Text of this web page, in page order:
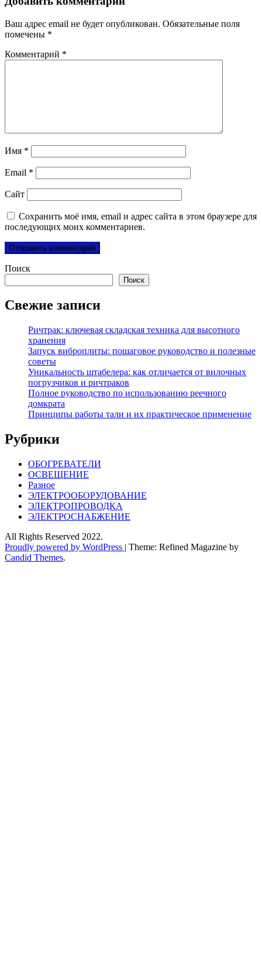
Ваш адрес email не будет опубликован. Обязательные поля
помечены *
Комментарий *
Имя *
Email *
Сайт
Сохранить моё имя, email и адрес сайта в этом браузере для
последующих моих комментариев.
Поиск
Поиск
Свежие записи
Ричтрак: ключевая складская техника для высотного
хранения
Запуск виброплиты: пошаговое руководство и полезные
советы
Уникальность штабелера: как отличается от вилочных
погрузчиков и ричтраков
Полное руководство по использованию реечного
домкрата
Принципы работы тали и их практическое применение
Рубрики
ОБОГРЕВАТЕЛИ
ОСВЕЩЕНИЕ
Разное
ЭЛЕКТРООБОРУДОВАНИЕ
ЭЛЕКТРОПРОВОДКА
ЭЛЕКТРОСНАБЖЕНИЕ
All Rights Reserved 2022.
Proudly powered by WordPress | Theme: Refined Magazine by
Candid Themes.